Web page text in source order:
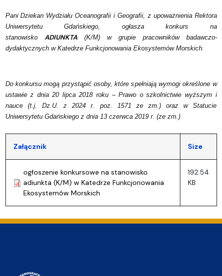
Pani Dziekan Wydziału Oceanografii i Geografii, z upoważnienia Rektora
Uniwersytetu Gdańskiego, ogłasza konkurs na
stanowisko ADIUNKTA(K/M) w grupie pracowników badawczo-
dydaktycznych w Katedrze Funkcjonowania Ekosystemów Morskich.
Do konkursu mogą przystąpić osoby, które spełniają wymogi określone w
ustawie z dnia 20 lipca 2018 roku – Prawo o szkolnictwie wyższym i
nauce (t.j. Dz.U. z 2024 r. poz. 1571 ze zm.) oraz w Statucie
Uniwersytetu Gdańskiego z dnia 13 czerwca 2019 r. (ze zm.)
Załącznik Size
ogłoszenie konkursowe na stanowisko
adiunkta (K/M) w Katedrze Funkcjonowania
Ekosystemów Morskich
192.54
KB